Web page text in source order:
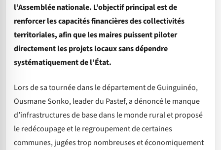
l’Assemblée nationale. L’objectif principal est de
renforcer les capacités financières des collectivités
territoriales, afin que les maires puissent piloter
directement les projets locaux sans dépendre
systématiquement de l’État.
Lors de sa tournée dans le département de Guinguinéo,
Ousmane Sonko, leader du Pastef, a dénoncé le manque
d’infrastructures de base dans le monde rural et proposé
le redécoupage et le regroupement de certaines
communes, jugées trop nombreuses et économiquement